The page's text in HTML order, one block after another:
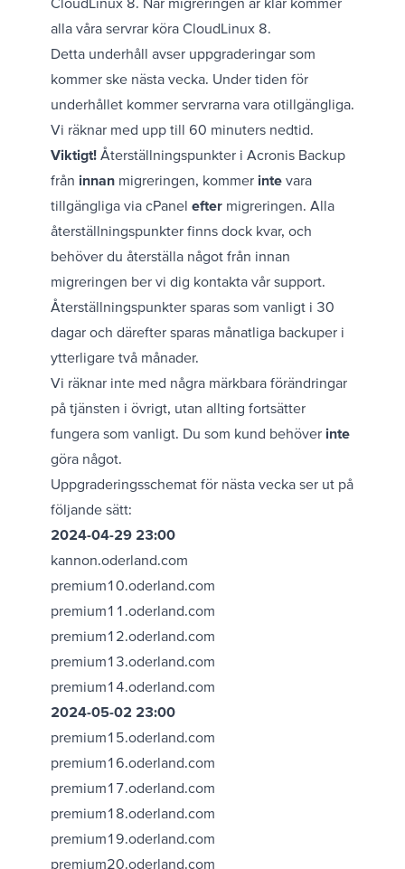
alla våra servrar köra CloudLinux 8.
Detta underhåll avser uppgraderingar som
kommer ske nästa vecka. Under tiden för
underhållet kommer servrarna vara otillgängliga.
Vi räknar med upp till 60 minuters nedtid.
Viktigt! Återställningspunkter i Acronis Backup
från innan migreringen, kommer inte vara
tillgängliga via cPanel efter migreringen. Alla
återställningspunkter finns dock kvar, och
behöver du återställa något från innan
migreringen ber vi dig kontakta vår support.
Återställningspunkter sparas som vanligt i 30
dagar och därefter sparas månatliga backuper i
ytterligare två månader.
Vi räknar inte med några märkbara förändringar
på tjänsten i övrigt, utan allting fortsätter
fungera som vanligt. Du som kund behöver inte
göra något.
Uppgraderingsschemat för nästa vecka ser ut på
följande sätt:
2024-04-29 23:00
kannon.oderland.com
premium10.oderland.com
premium11.oderland.com
premium12.oderland.com
premium13.oderland.com
premium14.oderland.com
2024-05-02 23:00
premium15.oderland.com
premium16.oderland.com
premium17.oderland.com
premium18.oderland.com
premium19.oderland.com
premium20.oderland.com